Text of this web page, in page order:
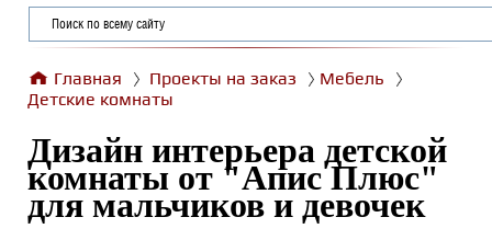
Главная Проекты на заказ
Мебель
Детские комнаты
Дизайн интерьера детской
комнаты от "Апис Плюс"
для мальчиков и девочек